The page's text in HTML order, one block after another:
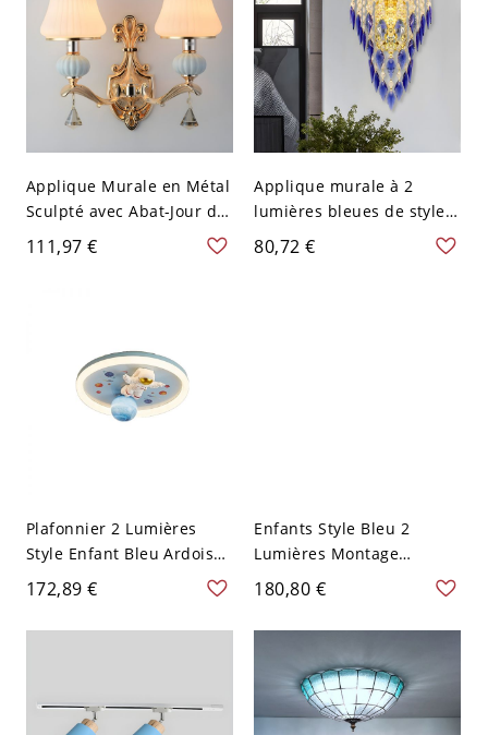
Applique Murale en Métal
Sculpté avec Abat-Jour de
Seau en Verre Dépoli
Lampe Murale Classique
111,97 €
Applique murale à 2
lumières bleues de style
moderne avec abat-jour
en cristal en forme de
80,72 €
Plafonnier 2 Lumières
Style Enfant Bleu Ardoise,
110V-120V, Astronaute
Mains Levées
172,89 €
Enfants Style Bleu 2
Lumières Montage
encastré, 110V-120V,
Astronaute
180,80 €